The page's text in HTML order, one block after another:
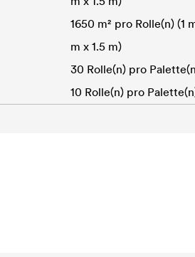
1650 m² pro Rolle(n) (1
m x 1.5 m)
30 Rolle(n) pro
10 Rolle(n) pro